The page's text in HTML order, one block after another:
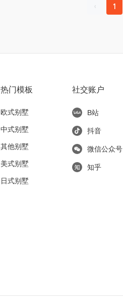
1
热门模板
欧式别墅
中式别墅
其他别墅
美式别墅
日式别墅
社交账户
B站
抖音
微信公众号
知乎